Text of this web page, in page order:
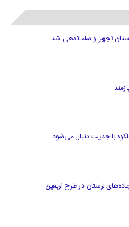
با جدیت دنبال می‌شود